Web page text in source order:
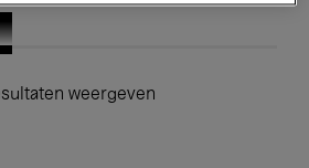
weergeven